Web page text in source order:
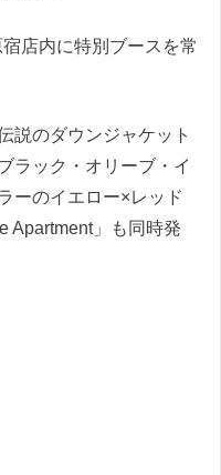
店内に特別ブースを常
説のダウンジャケット
ラック・オリーブ・イ
ーのイエロー×レッド
Apartment」も同時発